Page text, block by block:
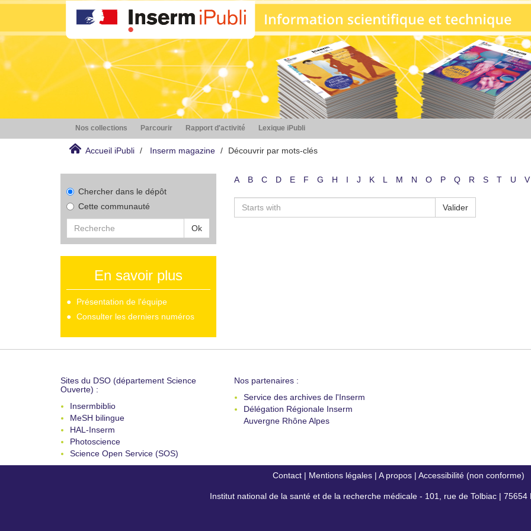
Nos collections Parcourir Rapport d'activité Lexique iPubli
Accueil iPubli Inserm magazine Découvrir par mots-clés
Chercher dans le dépôt
Cette communauté
Ok
En savoir plus
Présentation de l'équipe
Consulter les derniers numéros
A B C D E F G H I J K L M N O P Q R S T U V
Valider
Sites du DSO (département Science
Ouverte) :
Insermbiblio
MeSH bilingue
HAL-Inserm
Photoscience
Science Open Service (SOS)
Nos partenaires :
Service des archives de l'Inserm
Délégation Régionale Inserm
Auvergne Rhône Alpes
Contact| Mentions légales| A propos| Accessibilité (non conforme)
Institut national de la santé et de la recherche médicale - 101, rue de Tolbiac | 75654